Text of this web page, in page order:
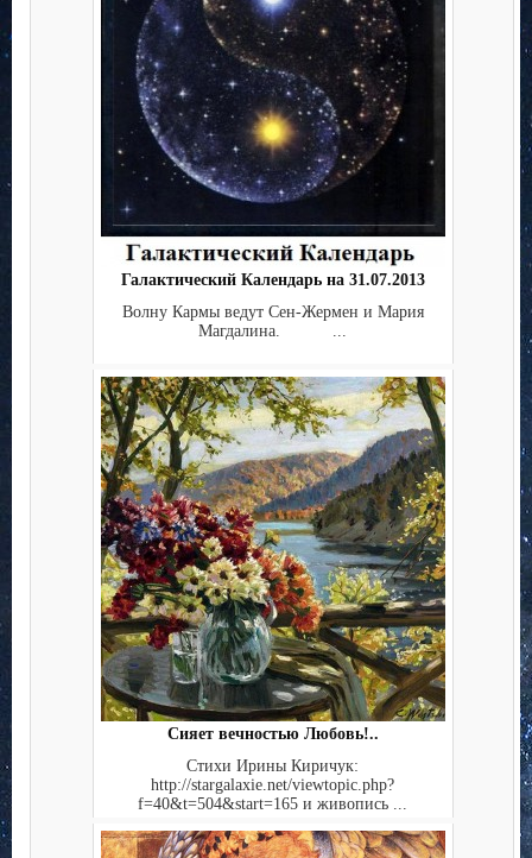
Галактический Календарь на 31.07.2013
Волну Кармы ведут Сен-Жермен и Мария
Магдалина. ...
Сияет вечностью Любовь!..
Стихи Ирины Киричук:
http://stargalaxie.net/viewtopic.php?
f=40&t=504&start=165 и живопись ...